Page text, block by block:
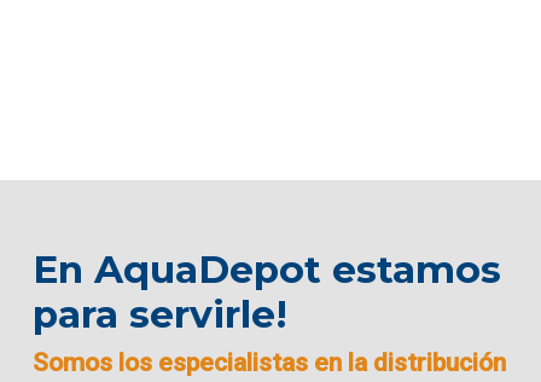
En AquaDepot estamos
para servirle!
Somos los especialistas en la distribución